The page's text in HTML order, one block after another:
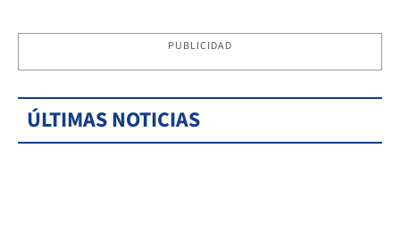
PUBLICIDAD
ÚLTIMAS NOTICIAS